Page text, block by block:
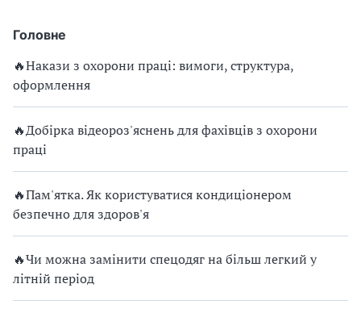
Головне
🔥Накази з охорони праці: вимоги, структура,
оформлення
🔥Добірка відеороз'яснень для фахівців з охорони
праці
🔥Пам'ятка. Як користуватися кондиціонером
безпечно для здоров'я
🔥Чи можна замінити спецодяг на більш легкий у
літній період